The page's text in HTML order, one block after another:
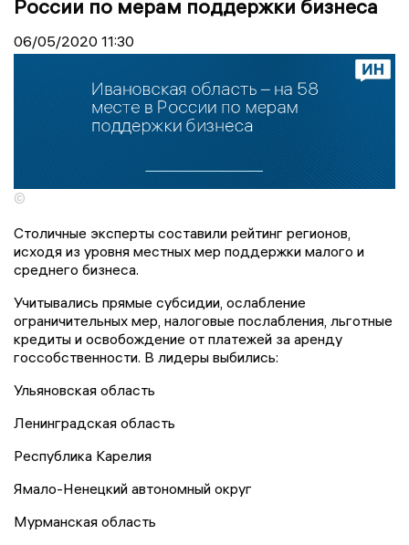
России по мерам поддержки бизнеса
06/05/2020 11:30
©
Столичные эксперты составили рейтинг регионов,
исходя из уровня местных мер поддержки малого и
среднего бизнеса.
Учитывались прямые субсидии, ослабление
ограничительных мер, налоговые послабления, льготные
кредиты и освобождение от платежей за аренду
госсобственности. В лидеры выбились:
Ульяновская область
Ленинградская область
Республика Карелия
Ямало-Ненецкий автономный округ
Мурманская область